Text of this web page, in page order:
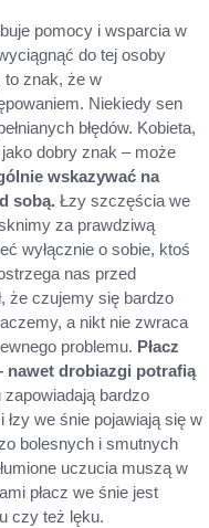
pomocy i wsparcia w
do tej osoby
to znak, że w
Niekiedy sen
błędów. Kobieta,
dobry znak – może
wskazywać na
sobą. Łzy szczęścia we
za prawdziwą
wyłącznie o sobie, ktoś
nas przed
że czujemy się bardzo
a nikt nie zwraca
problemu. Płacz
nawet drobiazgi potrafią
bardzo
we śnie pojawiają się w
bolesnych i smutnych
uczucia muszą w
płacz we śnie jest
czy też lęku.